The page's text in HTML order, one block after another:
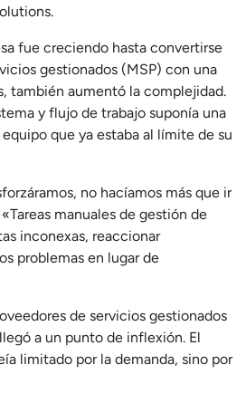
fue creciendo hasta convertirse
gestionados (MSP) con una
también aumentó la complejidad.
y flujo de trabajo suponía una
que ya estaba al límite de su
no hacíamos más que ir
manuales de gestión de
inconexas, reaccionar
problemas en lugar de
de servicios gestionados
a un punto de inflexión. El
limitado por la demanda, sino por